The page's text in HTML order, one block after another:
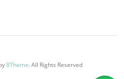
8Theme. All Rights Reserved